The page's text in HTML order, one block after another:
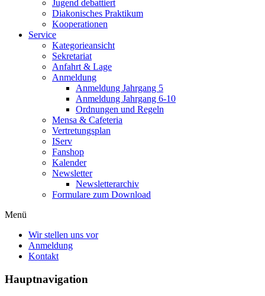
Jugend debattiert
Diakonisches Praktikum
Kooperationen
Service
Kategorieansicht
Sekretariat
Anfahrt & Lage
Anmeldung
Anmeldung Jahrgang 5
Anmeldung Jahrgang 6-10
Ordnungen und Regeln
Mensa & Cafeteria
Vertretungsplan
IServ
Fanshop
Kalender
Newsletter
Newsletterarchiv
Formulare zum Download
Menü
Wir stellen uns vor
Anmeldung
Kontakt
Hauptnavigation